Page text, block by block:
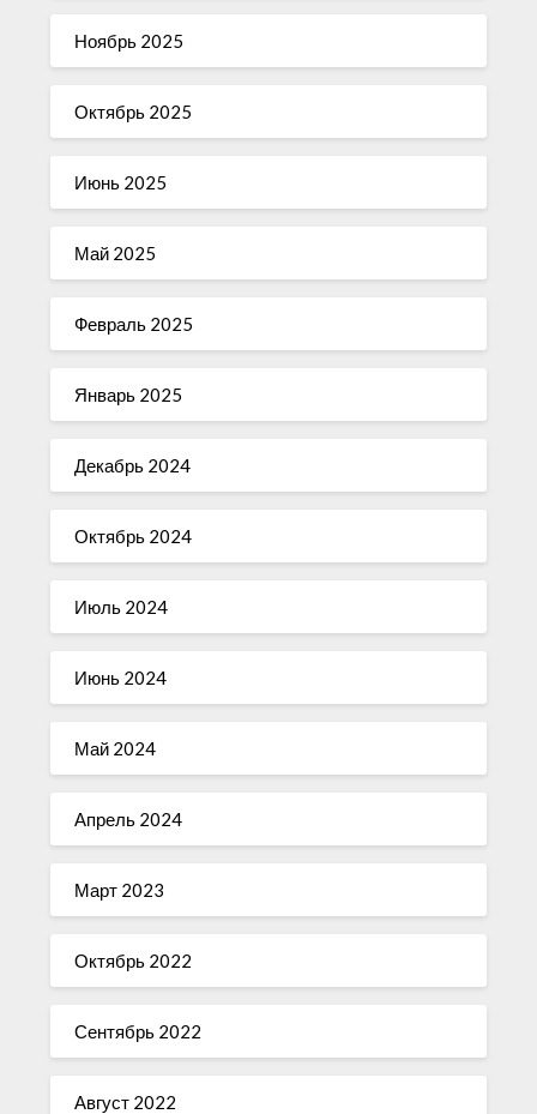
Ноябрь 2025
Октябрь 2025
Июнь 2025
Май 2025
Февраль 2025
Январь 2025
Декабрь 2024
Октябрь 2024
Июль 2024
Июнь 2024
Май 2024
Апрель 2024
Март 2023
Октябрь 2022
Сентябрь 2022
Август 2022